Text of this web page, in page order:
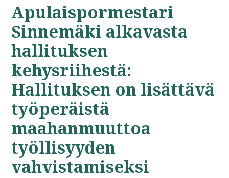
Apulaispormestari
Sinnemäki alkavasta
hallituksen
kehysriihestä:
Hallituksen on lisättävä
työperäistä
maahanmuuttoa
työllisyyden
vahvistamiseksi